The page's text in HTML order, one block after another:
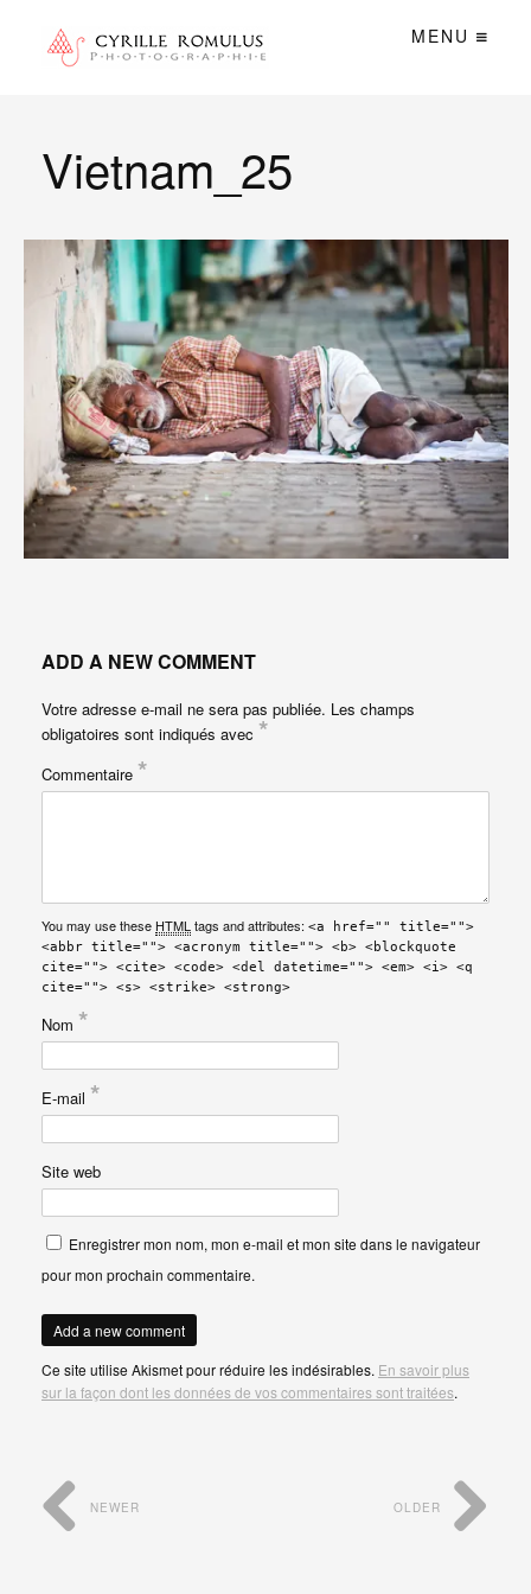
MENU
Vietnam_25
ADD A NEW COMMENT
Votre adresse e-mail ne sera pas publiée. Les champs
obligatoires sont indiqués avec *
Commentaire *
You may use these HTML tags and attributes: <a href="" title="">
<abbr title=""> <acronym title=""> <b> <blockquote
cite=""> <cite> <code> <del datetime=""> <em> <i> <q
cite=""> <s> <strike> <strong>
Nom *
E-mail *
Site web
Enregistrer mon nom, mon e-mail et mon site dans le navigateur
pour mon prochain commentaire.
Ce site utilise Akismet pour réduire les indésirables. En savoir plus
sur la façon dont les données de vos commentaires sont traitées.
OLDER
NEWER